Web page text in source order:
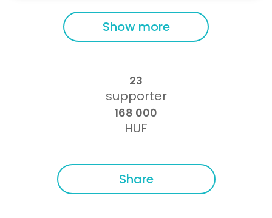
Show more
23
supporter
168 000
HUF
Share